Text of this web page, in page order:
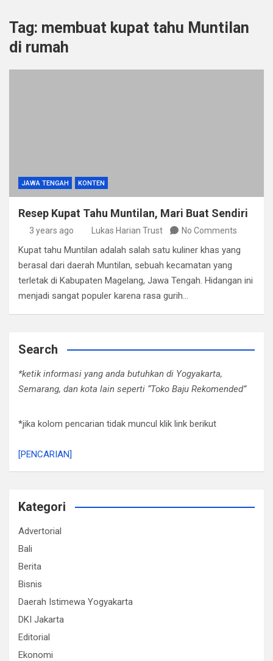
Tag: membuat kupat tahu Muntilan
di rumah
JAWA TENGAH KONTEN
Resep Kupat Tahu Muntilan, Mari Buat Sendiri
3 years ago Lukas Harian Trust No Comments
Kupat tahu Muntilan adalah salah satu kuliner khas yang
berasal dari daerah Muntilan, sebuah kecamatan yang
terletak di Kabupaten Magelang, Jawa Tengah. Hidangan ini
menjadi sangat populer karena rasa gurih…
Search
*ketik informasi yang anda butuhkan di Yogyakarta,
Semarang, dan kota lain seperti “Toko Baju Rekomended”
*jika kolom pencarian tidak muncul klik link berikut
[PENCARIAN]
Kategori
Advertorial
Bali
Berita
Bisnis
Daerah Istimewa Yogyakarta
DKI Jakarta
Editorial
Ekonomi